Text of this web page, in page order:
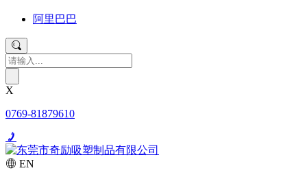
阿里巴巴
X
0769-81879610
EN